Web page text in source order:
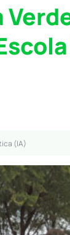
(IA)